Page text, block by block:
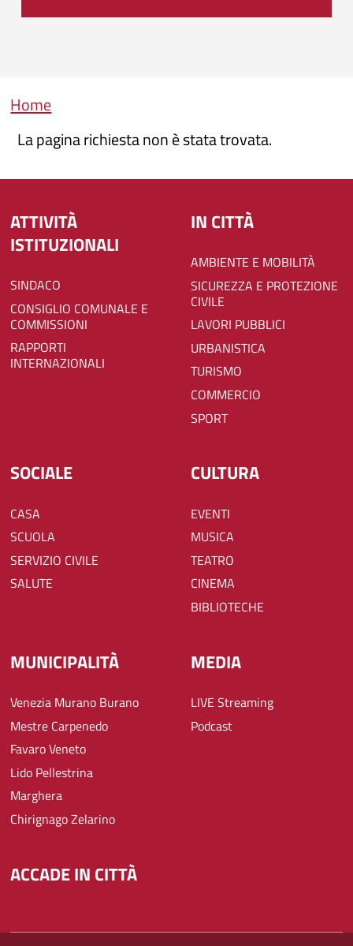
Briciole di pane
Home
La pagina richiesta non è stata trovata.
ATTIVITÀ
ISTITUZIONALI
SINDACO
CONSIGLIO COMUNALE E
COMMISSIONI
RAPPORTI
INTERNAZIONALI
IN CITTÀ
AMBIENTE E MOBILITÀ
SICUREZZA E PROTEZIONE
CIVILE
LAVORI PUBBLICI
URBANISTICA
TURISMO
COMMERCIO
SPORT
SOCIALE
CASA
SCUOLA
SERVIZIO CIVILE
SALUTE
CULTURA
EVENTI
MUSICA
TEATRO
CINEMA
BIBLIOTECHE
MUNICIPALITÀ
Venezia Murano Burano
Mestre Carpenedo
Favaro Veneto
Lido Pellestrina
Marghera
Chirignago Zelarino
MEDIA
LIVE Streaming
Podcast
ACCADE IN CITTÀ